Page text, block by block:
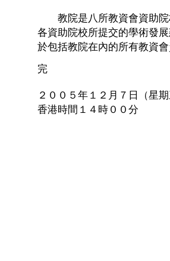
教院是八所教資會資助院
各資助院校所提交的學術發
於包括教院在內的所有教資
完
２００５年１２月７日（星
香港時間１４時００分